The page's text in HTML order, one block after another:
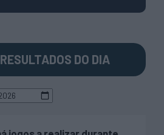
RESULTADOS DO DIA